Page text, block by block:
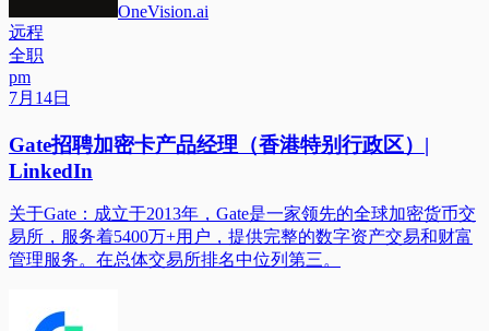
OneVision.ai
远程
全职
pm
7月14日
Gate招聘加密卡产品经理（香港特别行政区）|
LinkedIn
关于Gate：成立于2013年，Gate是一家领先的全球加密货币交
易所，服务着5400万+用户，提供完整的数字资产交易和财富
管理服务。在总体交易所排名中位列第三。